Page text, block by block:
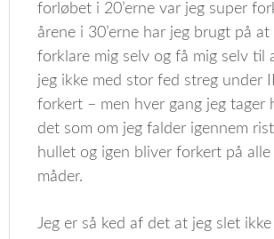
forløbet i 20’erne var jeg super
årene i 30’erne har jeg brugt på
forklare mig selv og få mig selv til
jeg ikke med stor fed streg under
forkert – men hver gang jeg tager
det som om jeg falder igennem
hullet og igen bliver forkert på alle
måder.
Jeg er så ked af det at jeg slet